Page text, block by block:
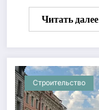
Читать далее
Строительство